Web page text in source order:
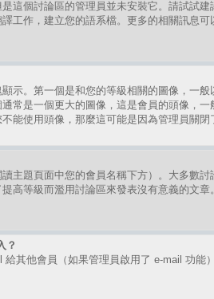
這個討論區的管理員並未安裝它。請試試
工作，建立您的語系檔。更多的相關訊息
示。第一個是和您的等級相關的圖像，一
常是一個更大的圖像，這是會員的頭像，
能使用頭像，那麼這可能是因為管理員關閉
主題頁面中您的會員名稱下方）。大多數
高等級而濫用討論區來發表沒有意義的文
？
其他會員（如果管理員啟用了 e-mail 功能